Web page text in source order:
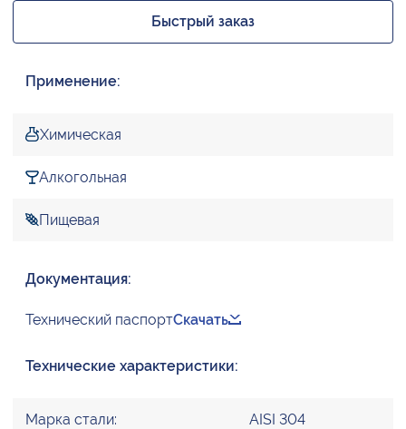
Быстрый заказ
Применение:
Химическая
Алкогольная
Пищевая
Документация:
Технический паспортСкачать
Технические характеристики:
Марка стали: AISI 304